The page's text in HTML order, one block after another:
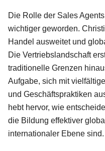
Die Rolle der Sales
wichtiger geworden.
Handel ausweitet und
Die Vertriebslandschaft
traditionelle Grenzen
Aufgabe, sich mit
und Geschäftspraktiken
hebt hervor, wie
die Bildung effektiver
internationaler Ebene sind.